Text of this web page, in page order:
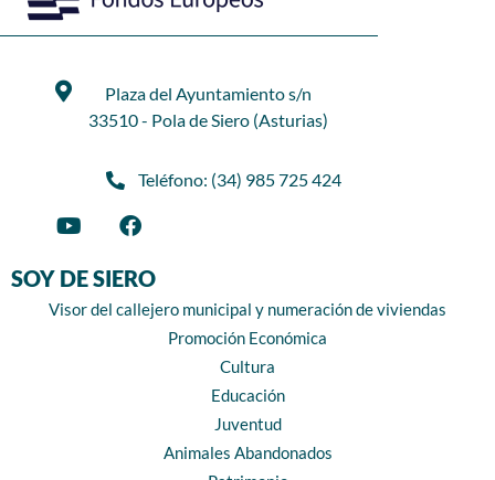
Plaza del Ayuntamiento s/n
33510 - Pola de Siero (Asturias)
Teléfono: (34) 985 725 424
SOY DE SIERO
Visor del callejero municipal y numeración de viviendas
Promoción Económica
Cultura
Educación
Juventud
Animales Abandonados